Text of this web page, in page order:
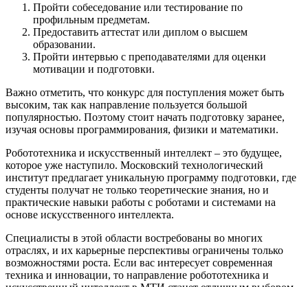
Пройти собеседование или тестирование по
профильным предметам.
Предоставить аттестат или диплом о высшем
образовании.
Пройти интервью с преподавателями для оценки
мотивации и подготовки.
Важно отметить, что конкурс для поступления может быть
высоким, так как направление пользуется большой
популярностью. Поэтому стоит начать подготовку заранее,
изучая основы программирования, физики и математики.
Робототехника и искусственный интеллект – это будущее,
которое уже наступило. Московский технологический
институт предлагает уникальную программу подготовки, где
студенты получат не только теоретические знания, но и
практические навыки работы с роботами и системами на
основе искусственного интеллекта.
Специалисты в этой области востребованы во многих
отраслях, и их карьерные перспективы ограничены только
возможностями роста. Если вас интересует современная
техника и инновации, то направление робототехника и